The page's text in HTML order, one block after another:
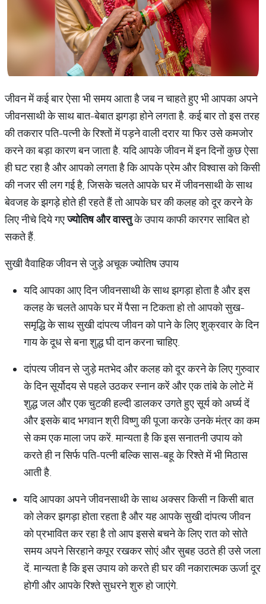
जीवन में कई बार ऐसा भी समय आता है जब न चाहते हुए भी आपका अपने
जीवनसाथी के साथ बात-बेबात झगड़ा होने लगता है. कई बार तो इस तरह
की तकरार पति-पत्नी के रिश्तों में पड़ने वाली दरार या फिर उसे कमजोर
करने का बड़ा कारण बन जाता है. यदि आपके जीवन में इन दिनों कुछ ऐसा
ही घट रहा है और आपको लगता है कि आपके प्रेम और विश्वास को किसी
की नजर सी लग गई है, जिसके चलते आपके घर में जीवनसाथी के साथ
बेवजह के झगड़े होते ही रहते हैं तो आपके घर की कलह को दूर करने के
लिए नीचे दिये गएज्योतिषऔरवास्तुके उपाय काफी कारगर साबित हो
सकते हैं.
सुखी वैवाहिक जीवन से जुड़े अचूक ज्योतिष उपाय
यदि आपका आए दिन जीवनसाथी के साथ झगड़ा होता है और इस
कलह के चलते आपके घर में पैसा न टिकता हो तो आपको सुख-
समृद्धि के साथ सुखी दांपत्य जीवन को पाने के लिए शुक्रवार के दिन
गाय के दूध से बना शुद्ध घी दान करना चाहिए.
दांपत्य जीवन से जुड़े मतभेद और कलह को दूर करने के लिए गुरुवार
के दिन सूर्योदय से पहले उठकर स्नान करें और एक तांबे के लोटे में
शुद्ध जल और एक चुटकी हल्दी डालकर उगते हुए सूर्य को अर्घ्य दें
और इसके बाद भगवान श्री विष्णु की पूजा करके उनके मंत्र का कम
से कम एक माला जप करें. मान्यता है कि इस सनातनी उपाय को
करते ही न सिर्फ पति-पत्नी बल्कि सास-बहू के रिश्ते में भी मिठास
आती है.
यदि आपका अपने जीवनसाथी के साथ अक्सर किसी न किसी बात
को लेकर झगड़ा होता रहता है और यह आपके सुखी दांपत्य जीवन
को प्रभावित कर रहा है तो आप इससे बचने के लिए रात को सोते
समय अपने सिरहाने कपूर रखकर सोएं और सुबह उठते ही उसे जला
दें. मान्यता है कि इस उपाय को करते ही घर की नकारात्मक ऊर्जा दूर
होगी और आपके रिश्ते सुधरने शुरु हो जाएंगे.